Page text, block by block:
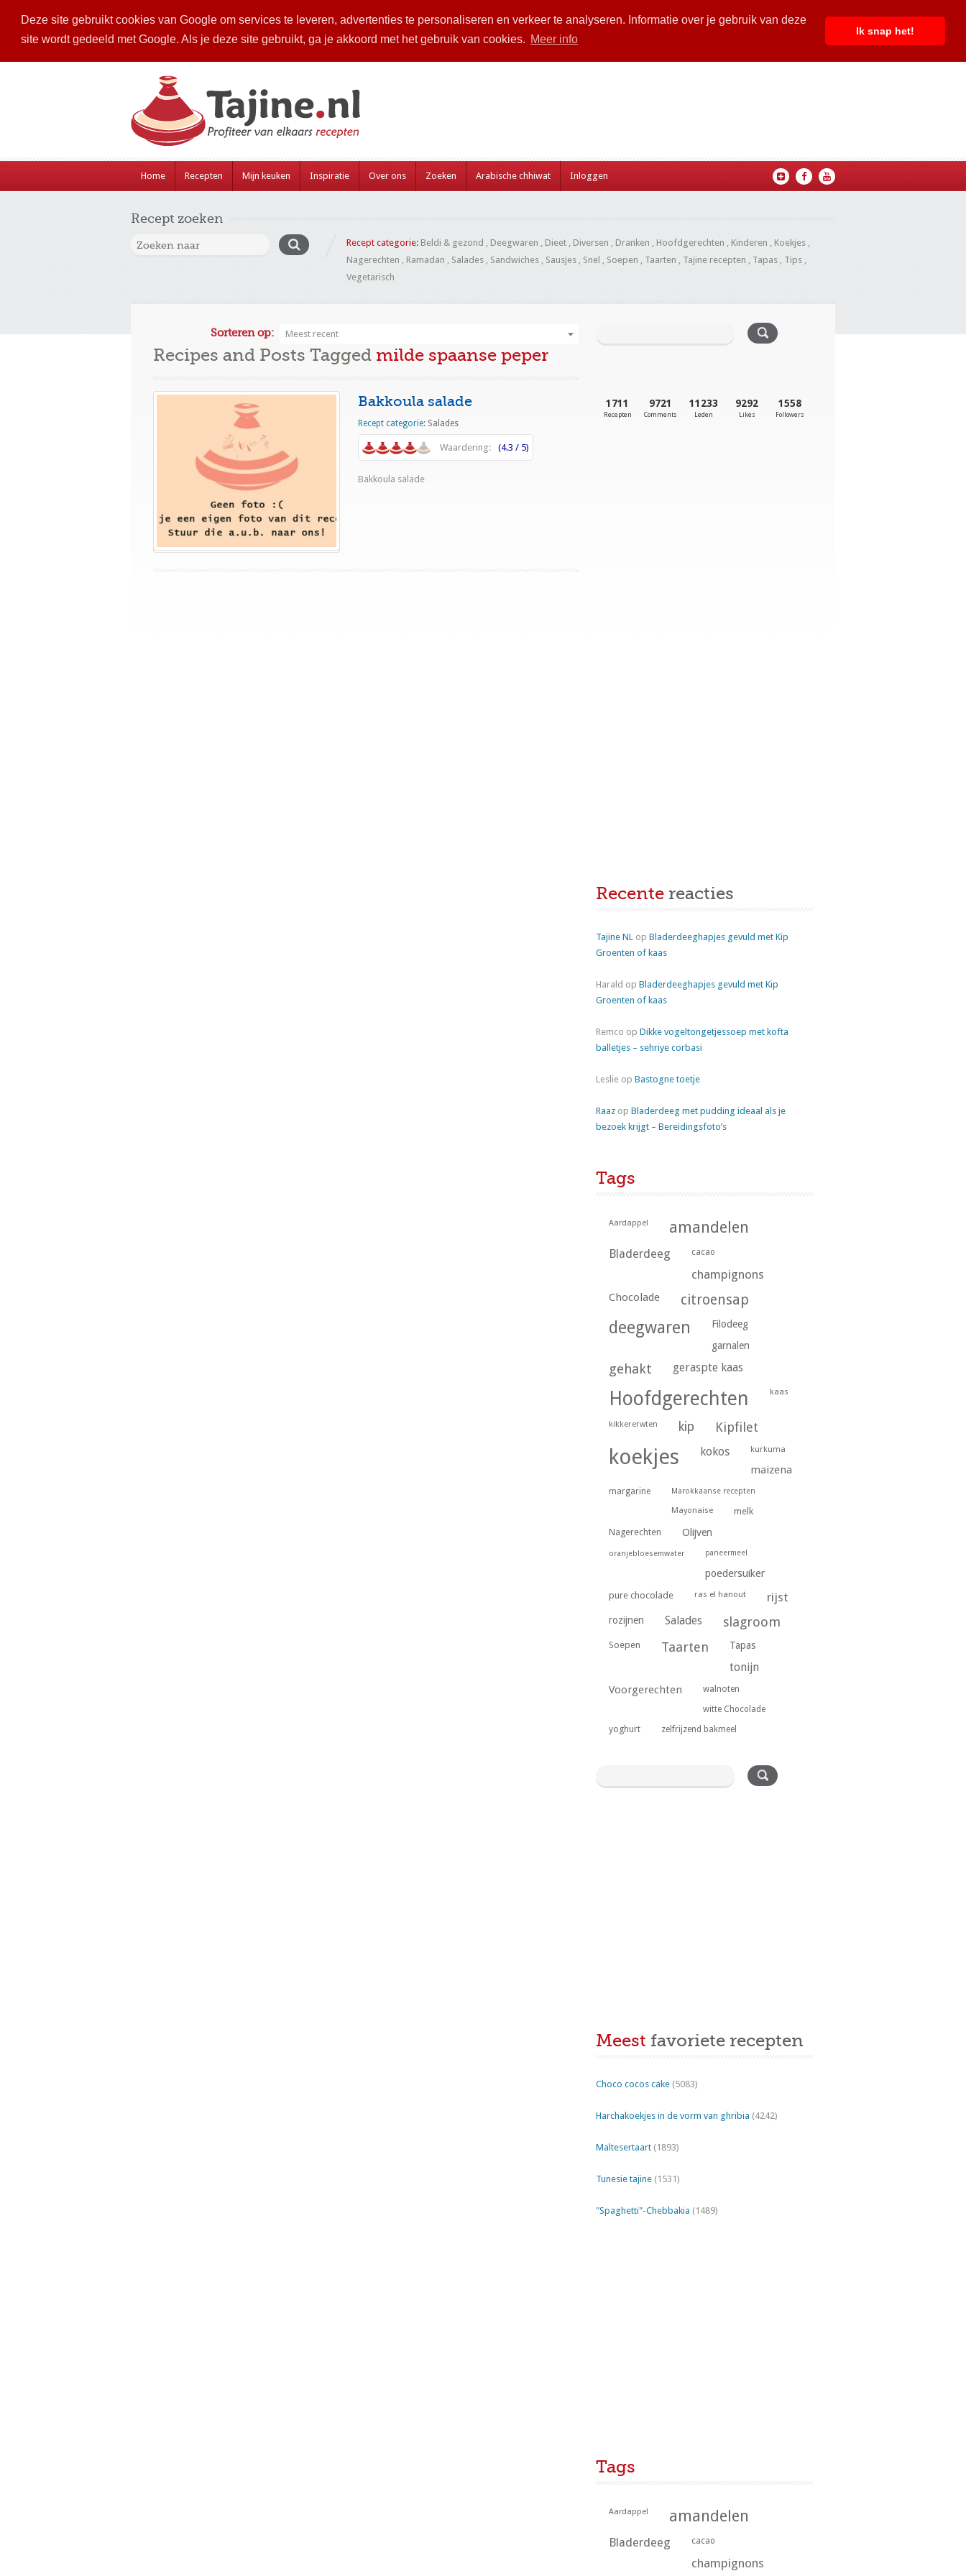
Deze site gebruikt cookies van Google om services te leveren, advertenties te personaliseren en verkeer te analyseren. Informatie over je gebruik van deze
site wordt gedeeld met Google. Als je deze site gebruikt, ga je akkoord met het gebruik van cookies. Meer info
Ik snap het!
Home Recepten Mijn keuken Inspiratie Over ons Zoeken Arabische chhiwat Inloggen
Recept zoeken
Recept categorie: Beldi & gezond , Deegwaren , Dieet , Diversen , Dranken , Hoofdgerechten , Kinderen , Koekjes ,
Nagerechten , Ramadan , Salades , Sandwiches , Sausjes , Snel , Soepen , Taarten , Tajine recepten , Tapas , Tips ,
Vegetarisch
Sorteren op: Meest recent
Recipes and Posts Tagged milde spaanse peper
Bakkoula salade
Recept categorie: Salades
Waardering: (4.3 / 5)
Bakkoula salade
1711
Recepten
9721
Comments
11233
Leden
9292
Likes
1558
Followers
Recente reacties
Tajine NL op Bladerdeeghapjes gevuld met Kip
Groenten of kaas
Harald op Bladerdeeghapjes gevuld met Kip
Groenten of kaas
Remco op Dikke vogeltongetjessoep met kofta
balletjes – sehriye corbasi
Leslie op Bastogne toetje
Raaz op Bladerdeeg met pudding ideaal als je
bezoek krijgt – Bereidingsfoto’s
Tags
Aardappel amandelen
Bladerdeeg cacao
champignons
Chocolade citroensap
deegwaren
Filodeeg
garnalen
gehakt geraspte kaas
Hoofdgerechten kaas
kikkererwten kip Kipfilet
koekjes kokos kurkuma
maizena
margarine Marokkaanse recepten
Mayonaise
melk
Nagerechten
Olijven
oranjebloesemwater paneermeel
poedersuiker
pure chocolade ras el hanout rijst
rozijnen Salades slagroom
Soepen Taarten Tapas
tonijn
Voorgerechten
walnoten
witte Chocolade
yoghurt zelfrijzend bakmeel
Meest favoriete recepten
Choco cocos cake (5083)
Harchakoekjes in de vorm van ghribia (4242)
Maltesertaart (1893)
Tunesie tajine (1531)
"Spaghetti"-Chebbakia (1489)
Tags
Aardappel amandelen
Bladerdeeg cacao
champignons